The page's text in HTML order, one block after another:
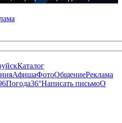
Каталог
АфишаФотоОбщениеРеклама
Погода36°Написать письмоО